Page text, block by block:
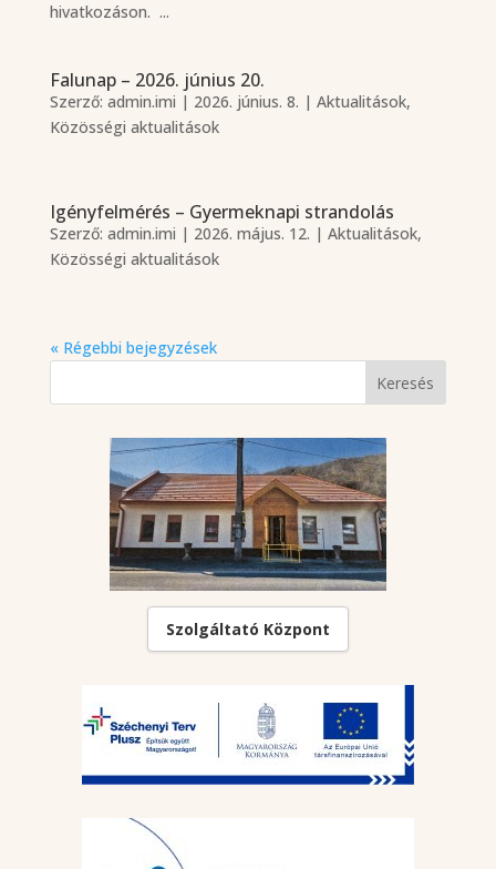
hivatkozáson. ...
Falunap – 2026. június 20.
Szerző: admin.imi | 2026. június. 8. | Aktualitások,
Közösségi aktualitások
Igényfelmérés – Gyermeknapi strandolás
Szerző: admin.imi | 2026. május. 12. | Aktualitások,
Közösségi aktualitások
« Régebbi bejegyzések
Szolgáltató Központ